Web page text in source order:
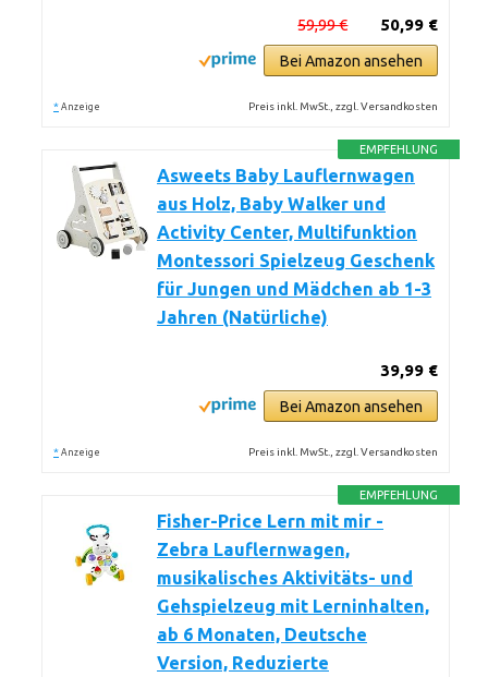
50,99 €
59,99 €
Bei Amazon ansehen
* Anzeige Preis inkl. MwSt., zzgl. Versandkosten
EMPFEHLUNG
Asweets Baby Lauflernwagen
aus Holz, Baby Walker und
Activity Center, Multifunktion
Montessori Spielzeug Geschenk
für Jungen und Mädchen ab 1-3
Jahren (Natürliche)
39,99 €
Bei Amazon ansehen
* Anzeige Preis inkl. MwSt., zzgl. Versandkosten
EMPFEHLUNG
Fisher-Price Lern mit mir -
Zebra Lauflernwagen,
musikalisches Aktivitäts- und
Gehspielzeug mit Lerninhalten,
ab 6 Monaten, Deutsche
Version, Reduzierte